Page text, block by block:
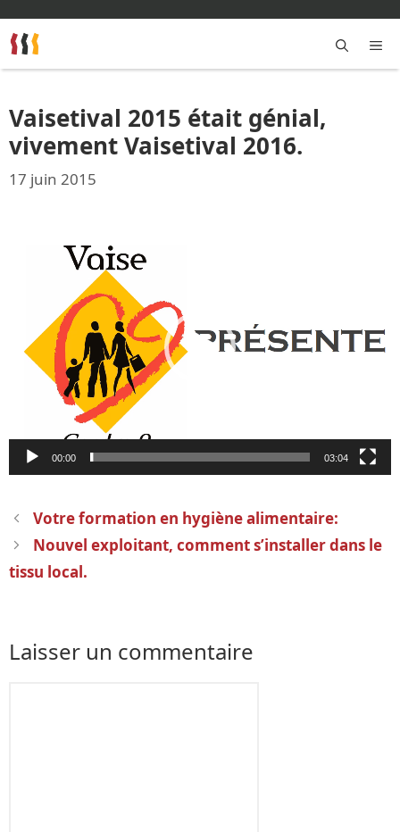
au
contenu
Vaisetival 2015 était génial,
vivement Vaisetival 2016.
17 juin 2015
00:00 03:04
Navigation
des
articles
Votre formation en hygiène alimentaire:
Nouvel exploitant, comment s’installer dans le
tissu local.
Laisser un commentaire